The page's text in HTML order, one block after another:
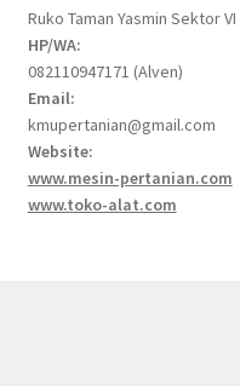
Ruko Taman Yasmin Sektor
HP/WA:
082110947171 (Alven)
Email:
kmupertanian@gmail.com
Website:
www.mesin-pertanian.com
www.toko-alat.com